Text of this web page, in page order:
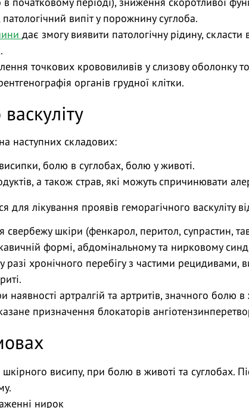
патологічний випіт у порожнину суглоба.
дає змогу виявити патологічну рідину, скласти
точкових крововиливів у слизову оболонку
органів грудної клітки.
наступних складових:
болю в суглобах, болю у животі.
а також страв, які можуть спричинювати
лікування проявів геморагічного васкуліту
шкіри (фенкарол, перитол, супрастин,
формі, абдомінальному та нирковому
разі хронічного перебігу з частими
наявності артралгій та артритів, значного болю в
призначення блокаторів
висипу, при болю в животі та суглобах.
нирок